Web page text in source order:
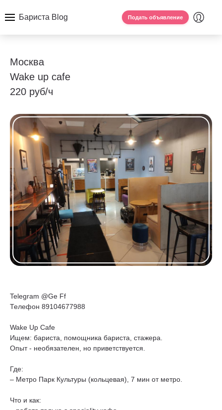
Бариста Blog Подать объявление
Москва
Wake up cafe
220 руб/ч
Telegram @Ge Ff
Телефон 89104677988
Wake Up Cafe
Ищем: бариста, помощника бариста, стажера.
Опыт - необязателен, но приветствуется.
Где:
– Метро Парк Культуры (кольцевая), 7 мин от метро.
Что и как: